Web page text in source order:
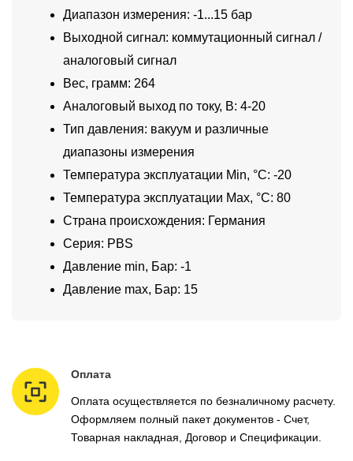
Диапазон измерения: -1...15 бар
Выходной сигнал: коммутационный сигнал /
аналоговый сигнал
Вес, грамм: 264
Аналоговый выход по току, В: 4-20
Тип давления: вакуум и различные
диапазоны измерения
Температура эксплуатации Min, °C: -20
Температура эксплуатации Max, °C: 80
Страна происхождения: Германия
Серия: PBS
Давление min, Бар: -1
Давление max, Бар: 15
Оплата
Оплата осуществляется по безналичному расчету.
Оформляем полный пакет документов - Счет,
Товарная накладная, Договор и Спецификации.